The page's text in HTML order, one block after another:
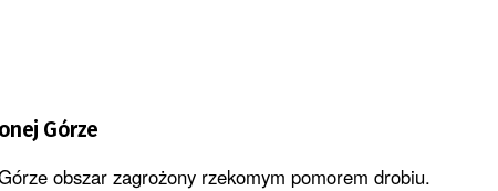
Górze
obszar zagrożony rzekomym pomorem drobiu.